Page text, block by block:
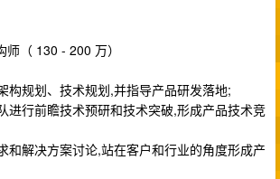
（ 130 - 200 万）
构规划、技术规划,并指导产品研发落地;
进行前瞻技术预研和技术突破,形成产品技术竞
和解决方案讨论,站在客户和行业的角度形成产